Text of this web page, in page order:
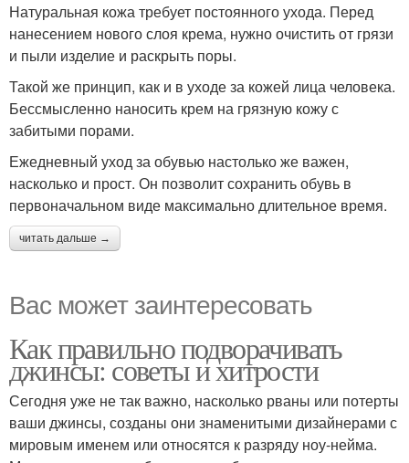
Натуральная кожа требует постоянного ухода. Перед
нанесением нового слоя крема, нужно очистить от грязи
и пыли изделие и раскрыть поры.
Такой же принцип, как и в уходе за кожей лица человека.
Бессмысленно наносить крем на грязную кожу с
забитыми порами.
Ежедневный уход за обувью настолько же важен,
насколько и прост. Он позволит сохранить обувь в
первоначальном виде максимально длительное время.
читать дальше →
Вас может заинтересовать
Как правильно подворачивать
джинсы: советы и хитрости
Сегодня уже не так важно, насколько рваны или потерты
ваши джинсы, созданы они знаменитыми дизайнерами с
мировым именем или относятся к разряду ноу-нейма.